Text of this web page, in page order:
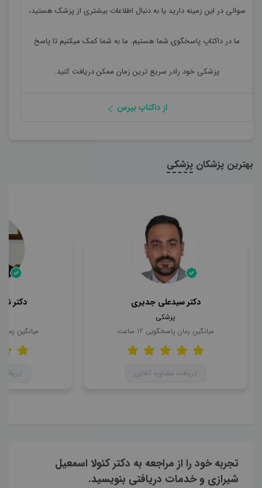
سوالی در این زمینه دارید یا به دنبال اطلاعات بیشتری از پزشک هستید،
ما در داکتاپ پاسخگوی شما هستیم. ما به شما کمک میکنیم تا پاسخ
پزشکی خود رادر سریع ترین زمان ممکن دریافت کنید.
از داکتاپ بپرس
بهترین پزشکان پزشکی
دکتر سیدعلی جدیری
پزشکی
میانگین زمان پاسخگویی 12 ساعت
دریافت مشاوره آنلاین
دکتر
میانگین
تجربه خود را از مراجعه به دکتر کئولا اسمعیل
شیرازی و خدمات دریافتی بنویسید.